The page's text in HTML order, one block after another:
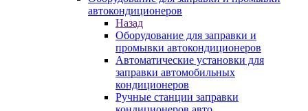
автокондиционеров
Назад
Оборудование для заправки и
промывки автокондиционеров
Автоматические установки для
заправки автомобильных
кондиционеров
Ручные станции заправки